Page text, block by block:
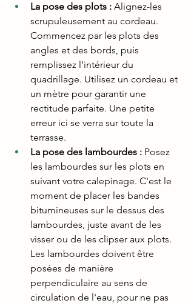
La pose des plots : Alignez-les
scrupuleusement au cordeau.
Commencez par les plots des
angles et des bords, puis
remplissez l'intérieur du
quadrillage. Utilisez un cordeau et
un mètre pour garantir une
rectitude parfaite. Une petite
erreur ici se verra sur toute la
terrasse.
La pose des lambourdes : Posez
les lambourdes sur les plots en
suivant votre calepinage. C'est le
moment de placer les bandes
bitumineuses sur le dessus des
lambourdes, juste avant de les
visser ou de les clipser aux plots.
Les lambourdes doivent être
posées de manière
perpendiculaire au sens de
circulation de l'eau, pour ne pas